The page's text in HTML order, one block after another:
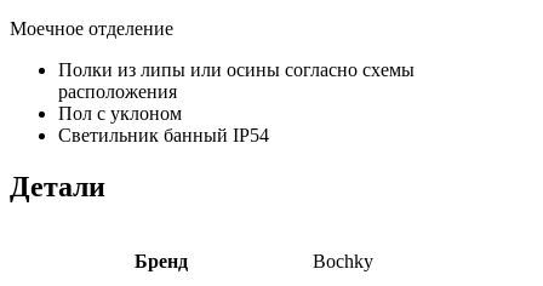
Моечное отделение
Полки из липы или осины согласно схемы
расположения
Пол с уклоном
Светильник банный IP54
Детали
Бренд Bochky